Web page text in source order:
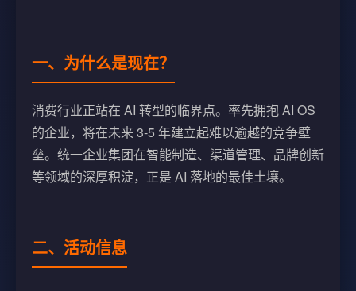
一、为什么是现在？
消费行业正站在 AI 转型的临界点。率先拥抱 AI OS
的企业，将在未来 3-5 年建立起难以逾越的竞争壁
垒。统一企业集团在智能制造、渠道管理、品牌创新
等领域的深厚积淀，正是 AI 落地的最佳土壤。
二、活动信息